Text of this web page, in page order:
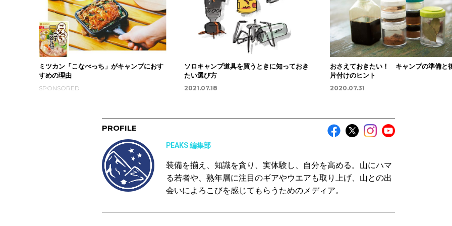
ミツカン「こなべっち」がキャンプにおす
すめの理由
SPONSORED
ソロキャンプ道具を買うときに知っておき
たい選び方
2021.07.18
おさえておきたい！ キャンプの準備と
片付けのヒント
2020.07.31
PROFILE
PEAKS 編集部
装備を揃え、知識を貪り、実体験し、自分を高める。山にハマ
る若者や、熟年層に注目のギアやウエアも取り上げ、山との出
会いによろこびを感じてもらうためのメディア。